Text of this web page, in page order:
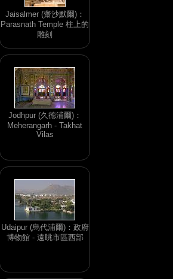
Jaisalmer (齋沙默爾)：
Parasnath Temple 柱上的
雕刻
Jodhpur (久德浦爾)：
Meherangarh - Takhat
Vilas
Udaipur (烏代浦爾)：政府
博物館 - 遠眺市區西部